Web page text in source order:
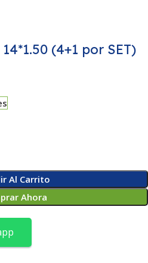
(4+1 por SET)
Al Carrito
Ahora